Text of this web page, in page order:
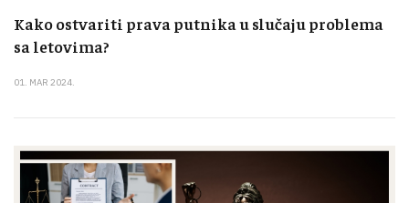
Kako ostvariti prava putnika u slučaju problema
sa letovima?
01. MAR 2024.